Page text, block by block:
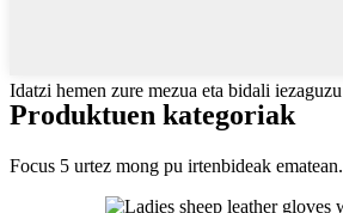
Idatzi hemen zure mezua eta bidali iezaguzu
Produktuen kategoriak
Focus 5 urtez mong pu irtenbideak ematean.